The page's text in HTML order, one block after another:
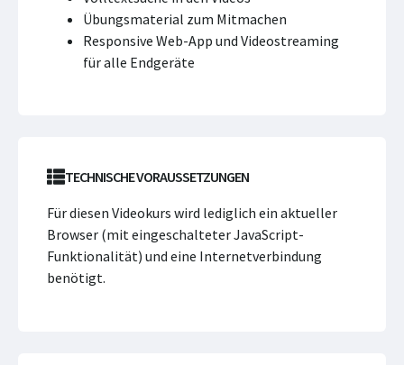
Übungsmaterial zum Mitmachen
Responsive Web-App und Videostreaming
für alle Endgeräte
TECHNISCHE VORAUSSETZUNGEN
Für diesen Videokurs wird lediglich ein aktueller
Browser (mit eingeschalteter JavaScript-
Funktionalität) und eine Internetverbindung
benötigt.